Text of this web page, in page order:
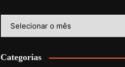
Categorias